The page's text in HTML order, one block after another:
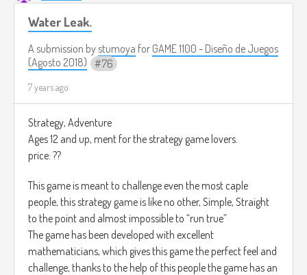
decir causan miedo,
por ejemplo podemos estar escuchando un piano tocar en
el medio del salón, el juego contará con sonido 3D.
El jugador al final de la música tendrá que escoger de qué
dirección venía el sonido, Delante, Atrás, Izquierda, Derecha.
Water Leak.
A submission bystumoya for GAME 1100 - Diseño de Juegos
(Agosto 2018)
76
7 years ago
Strategy, Adventure
Ages 12 and up, ment for the strategy game lovers.
price: ??
This game is meant to challenge even the most caple
people, this strategy game is like no other, Simple, Straight
to the point and almost impossible to “run true”
The game has been developed with excellent
mathematicians, which gives this game the perfect feel and
challenge, thanks to the help of this people the game has an